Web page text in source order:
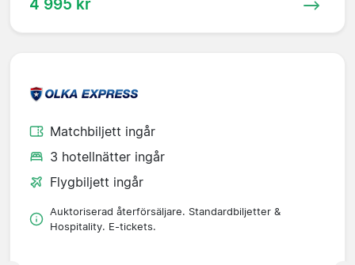
Matchbiljett ingår
3 hotellnätter ingår
Flygbiljett ingår
Auktoriserad återförsäljare. Standardbiljetter &
Hospitality. E-tickets.